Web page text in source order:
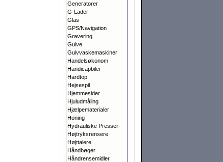
Generatorer
G-Lader
Glas
GPS/Navigation
Gravering
Gulve
Gulvvaskemaskiner
Handelsøkonom
Handicapbiler
Hardtop
Hejsespil
Hjemmesider
Hjuludmåling
Hjælpematerialer
Honing
Hydrauliske Presser
Højtryksrensere
Højttalere
Håndbøger
Håndrensemidler